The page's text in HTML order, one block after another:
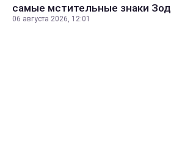
самые мстительные знаки
06 августа 2026, 12:01